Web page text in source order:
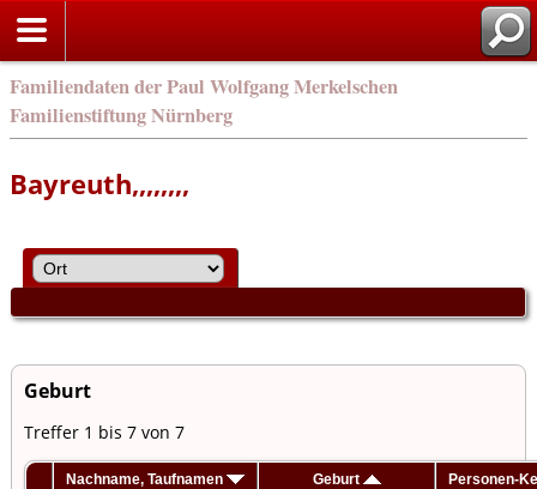
Familiendaten der Paul Wolfgang Merkelschen
Familienstiftung Nürnberg
Bayreuth,,,,,,,,
Geburt
Treffer 1 bis 7 von 7
Nachname, Taufnamen Geburt Personen-